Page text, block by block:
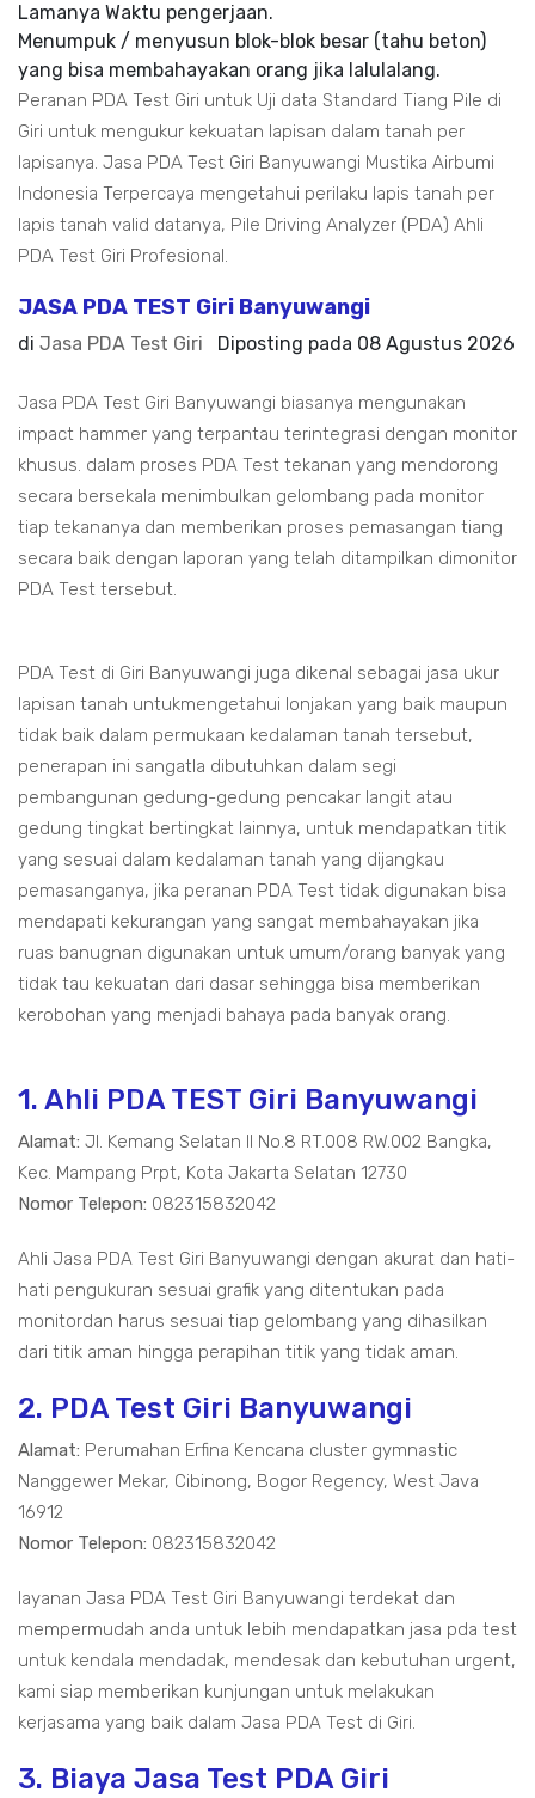
Lamanya Waktu pengerjaan.
Menumpuk / menyusun blok-blok besar (tahu beton)
yang bisa membahayakan orang jika lalulalang.
Peranan PDA Test Giri untuk Uji data Standard Tiang Pile di
Giri untuk mengukur kekuatan lapisan dalam tanah per
lapisanya. Jasa PDA Test Giri Banyuwangi Mustika Airbumi
Indonesia Terpercaya mengetahui perilaku lapis tanah per
lapis tanah valid datanya, Pile Driving Analyzer (PDA) Ahli
PDA Test Giri Profesional.
JASA PDA TEST Giri Banyuwangi
di Jasa PDA Test Giri Diposting pada 08 Agustus 2026
Jasa PDA Test Giri Banyuwangi biasanya mengunakan
impact hammer yang terpantau terintegrasi dengan monitor
khusus. dalam proses PDA Test tekanan yang mendorong
secara bersekala menimbulkan gelombang pada monitor
tiap tekananya dan memberikan proses pemasangan tiang
secara baik dengan laporan yang telah ditampilkan dimonitor
PDA Test tersebut.
PDA Test di Giri Banyuwangi juga dikenal sebagai jasa ukur
lapisan tanah untukmengetahui lonjakan yang baik maupun
tidak baik dalam permukaan kedalaman tanah tersebut,
penerapan ini sangatla dibutuhkan dalam segi
pembangunan gedung-gedung pencakar langit atau
gedung tingkat bertingkat lainnya, untuk mendapatkan titik
yang sesuai dalam kedalaman tanah yang dijangkau
pemasanganya, jika peranan PDA Test tidak digunakan bisa
mendapati kekurangan yang sangat membahayakan jika
ruas banugnan digunakan untuk umum/orang banyak yang
tidak tau kekuatan dari dasar sehingga bisa memberikan
kerobohan yang menjadi bahaya pada banyak orang.
1. Ahli PDA TEST Giri Banyuwangi
Alamat: Jl. Kemang Selatan II No.8 RT.008 RW.002 Bangka,
Kec. Mampang Prpt, Kota Jakarta Selatan 12730
Nomor Telepon: 082315832042
Ahli Jasa PDA Test Giri Banyuwangi dengan akurat dan hati-
hati pengukuran sesuai grafik yang ditentukan pada
monitordan harus sesuai tiap gelombang yang dihasilkan
dari titik aman hingga perapihan titik yang tidak aman.
2. PDA Test Giri Banyuwangi
Alamat: Perumahan Erfina Kencana cluster gymnastic
Nanggewer Mekar, Cibinong, Bogor Regency, West Java
16912
Nomor Telepon: 082315832042
layanan Jasa PDA Test Giri Banyuwangi terdekat dan
mempermudah anda untuk lebih mendapatkan jasa pda test
untuk kendala mendadak, mendesak dan kebutuhan urgent,
kami siap memberikan kunjungan untuk melakukan
kerjasama yang baik dalam Jasa PDA Test di Giri.
3. Biaya Jasa Test PDA Giri